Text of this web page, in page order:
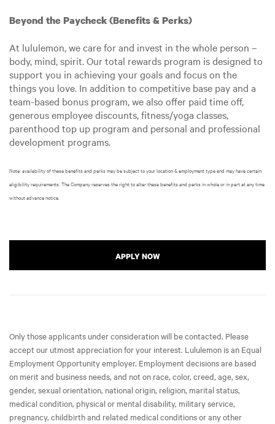
Beyond the Paycheck (Benefits & Perks)
At lululemon, we care for and invest in the whole person –
body, mind, spirit. Our total rewards program is designed to
support you in achieving your goals and focus on the
things you love. In addition to competitive base pay and a
team-based bonus program, we also offer paid time off,
generous employee discounts, fitness/yoga classes,
parenthood top up program and personal and professional
development programs.
Note: availability of these benefits and perks may be subject to your location & employment type and may have certain
eligibility requirements. The Company reserves the right to alter these benefits and perks in whole or in part at any time
without advance notice.
APPLY NOW
Only those applicants under consideration will be contacted. Please
accept our utmost appreciation for your interest. Lululemon is an Equal
Employment Opportunity employer. Employment decisions are based
on merit and business needs, and not on race, color, creed, age, sex,
gender, sexual orientation, national origin, religion, marital status,
medical condition, physical or mental disability, military service,
pregnancy, childbirth and related medical conditions or any other